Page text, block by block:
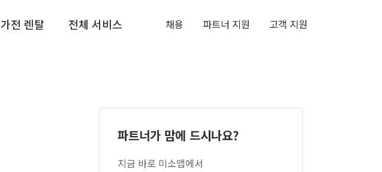
가전 렌탈 전체 서비스 채용 파트너 지원 고객 지원
파트너가 맘에 드시나요?
지금 바로 미소앱에서